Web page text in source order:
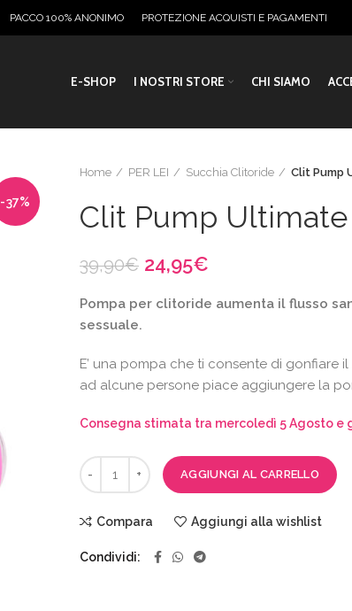
PACCO 100% ANONIMO PROTEZIONE ACQUISTI E PAGAMENTI
E-SHOP I NOSTRI STORE CHI SIAMO
-37%
Home PER LEI Succhia Clitoride Clit Pump
Clit Pump Ultimate
39,90€ Il
originale
39,90€.
24,95€
attuale
24,95€.
Pompa per clitoride aumenta il flusso
sessuale.
E’ una pompa che ti consente di gonfiare
ad alcune persone piace aggiungere la
Consegna stimata tra mercoledì 5 Agosto e
AGGIUNGI AL CARRELLO
Compara Aggiungi alla wishlist
Condividi